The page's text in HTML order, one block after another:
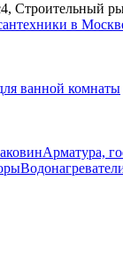
Строительный
ванной комнаты
Арматура,